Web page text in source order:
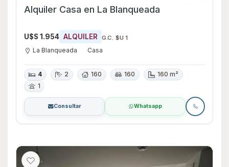
Alquiler Casa en La Blanqueada
U$S 1.954 ALQUILER G.C. $U 1
La Blanqueada Casa
4 2 160 160
160 m²
1
Consultar Whatsapp